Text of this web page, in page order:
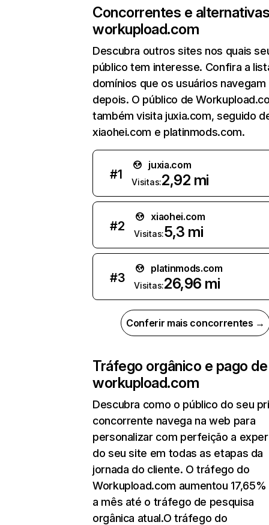
Concorrentes e
workupload.com
Descubra outros sites nos quais
público tem interesse. Confira a
domínios que os usuários navegam
depois. O público de
também visita juxia.com, seguido
xiaohei.com e platinmods.com.
#1
juxia.com
Visitas:2,92 mi
#2
xiaohei.com
Visitas:5,3 mi
#3
platinmods.com
Visitas:26,96 mi
Conferir mais concorrentes →
Tráfego orgânico e pago de
workupload.com
Descubra como o público do seu
concorrente navega na web para
personalizar com perfeição a
do seu site em todas as etapas da
jornada do cliente. O tráfego do
Workupload.com aumentou
a mês até o tráfego de pesquisa
orgânica atual.O tráfego do